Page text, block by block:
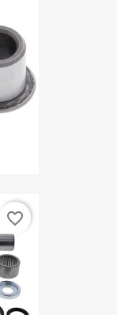
favorite_border